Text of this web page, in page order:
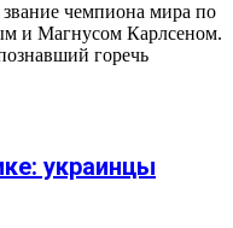
чемпиона мира по
и Магнусом Карлсеном.
горечь
украинцы